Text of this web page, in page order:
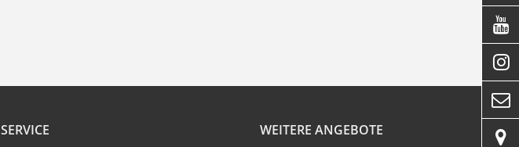
SERVICE
WEITERE ANGEBOTE



